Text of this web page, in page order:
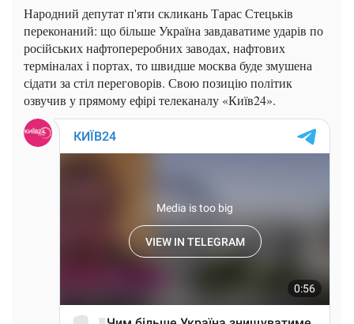
Народний депутат п'яти скликань Тарас Стецьків
переконаний: що більше Україна завдаватиме ударів по
російських нафтопереробних заводах, нафтових
терміналах і портах, то швидше москва буде змушена
сідати за стіл переговорів. Свою позицію політик
озвучив у прямому ефірі телеканалу «Київ24».